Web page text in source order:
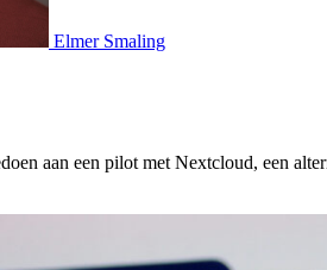
Elmer Smaling
aan een pilot met Nextcloud, een